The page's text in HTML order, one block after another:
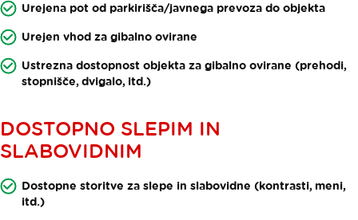
Urejena pot od parkirišča/javnega prevoza do objekta
Urejen vhod za gibalno ovirane
Ustrezna dostopnost objekta za gibalno ovirane (prehodi,
stopnišče, dvigalo, itd.)
DOSTOPNO SLEPIM IN
SLABOVIDNIM
Dostopne storitve za slepe in slabovidne (kontrasti, meni,
itd.)